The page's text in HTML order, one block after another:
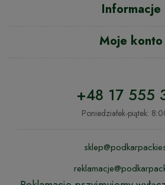
Informacje
Moje konto
+48 17 555
Poniedziałek-piątek: